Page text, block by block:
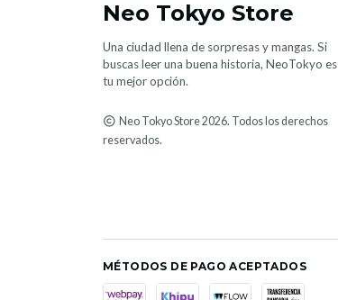
Neo Tokyo Store
Una ciudad llena de sorpresas y mangas. Si
buscas leer una buena historia, NeoTokyo es
tu mejor opción.
Neo Tokyo Store 2026. Todos los derechos
reservados.
MÉTODOS DE PAGO ACEPTADOS